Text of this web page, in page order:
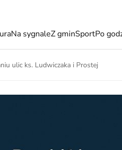
Na sygnaleZ gminSportPo
ulic ks. Ludwiczaka i Prostej